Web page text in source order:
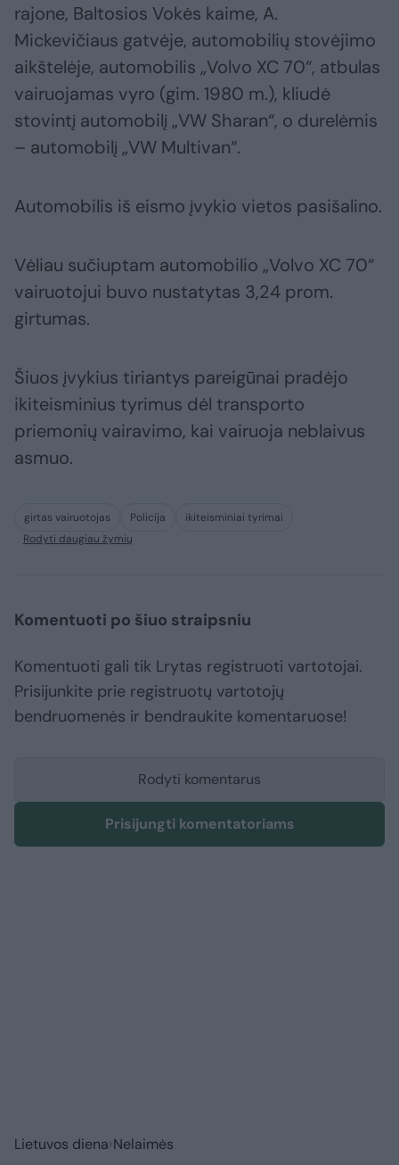
rajone, Baltosios Vokės kaime, A.
Mickevičiaus gatvėje, automobilių stovėjimo
aikštelėje, automobilis „Volvo XC 70“, atbulas
vairuojamas vyro (gim. 1980 m.), kliudė
stovintį automobilį „VW Sharan“, o durelėmis
– automobilį „VW Multivan“.
Automobilis iš eismo įvykio vietos pasišalino.
Vėliau sučiuptam automobilio „Volvo XC 70“
vairuotojui buvo nustatytas 3,24 prom.
girtumas.
Šiuos įvykius tiriantys pareigūnai pradėjo
ikiteisminius tyrimus dėl transporto
priemonių vairavimo, kai vairuoja neblaivus
asmuo.
girtas vairuotojas Policija
ikiteisminiai tyrimai
Rodyti daugiau žymių
Komentuoti po šiuo straipsniu
Komentuoti gali tik Lrytas registruoti vartotojai.
Prisijunkite prie registruotų vartotojų
bendruomenės ir bendraukite komentaruose!
Rodyti komentarus
Prisijungti komentatoriams
Lietuvos diena Nelaimės